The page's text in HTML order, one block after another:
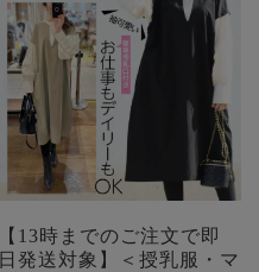
【13時までのご注文で即
日発送対象】＜授乳服・マ